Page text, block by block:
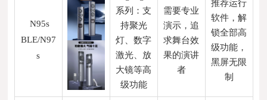
N95s
BLE/N97
s
系列：支
持聚光
灯、数字
激光、放
大镜等高
级功能
需要专业
演示，追
求舞台效
果的演讲
者
推荐运行
软件，解
锁全部高
级功能，
黑屏无限
制